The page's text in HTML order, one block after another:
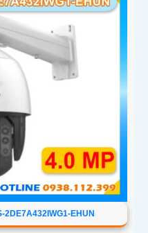
2DE7A432IWG1-EHUN